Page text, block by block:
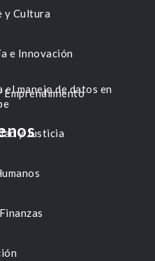
y Cultura
e Innovación
Emprendimiento
y Justicia
manejo de datos en